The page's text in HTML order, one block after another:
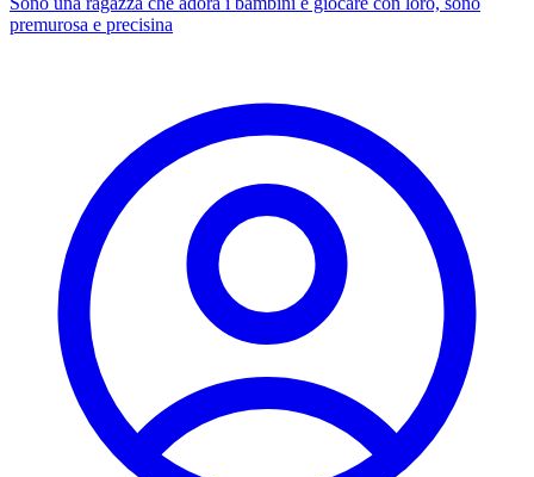
premurosa e precisina